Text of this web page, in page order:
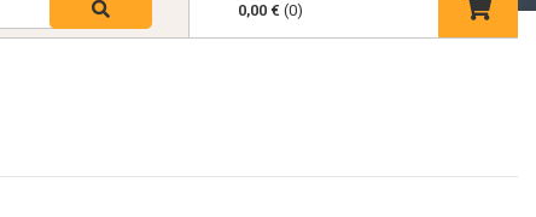
0,00 € (0)